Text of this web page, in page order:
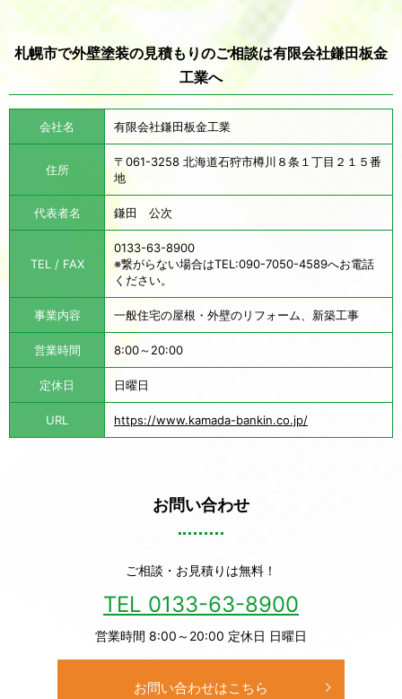
札幌市で外壁塗装の見積もりのご相談は有限会社鎌田板金
工業へ
会社名 有限会社鎌田板金工業
住所
〒061-3258 北海道石狩市樽川８条１丁目２１５番
地
代表者名 鎌田 公次
TEL / FAX
0133-63-8900
※繋がらない場合はTEL:090-7050-4589へお電話
ください。
事業内容 一般住宅の屋根・外壁のリフォーム、新築工事
営業時間 8:00～20:00
定休日 日曜日
URL https://www.kamada-bankin.co.jp/
お問い合わせ
ご相談・お見積りは無料！
TEL 0133-63-8900
営業時間 8:00～20:00 定休日 日曜日
お問い合わせはこちら